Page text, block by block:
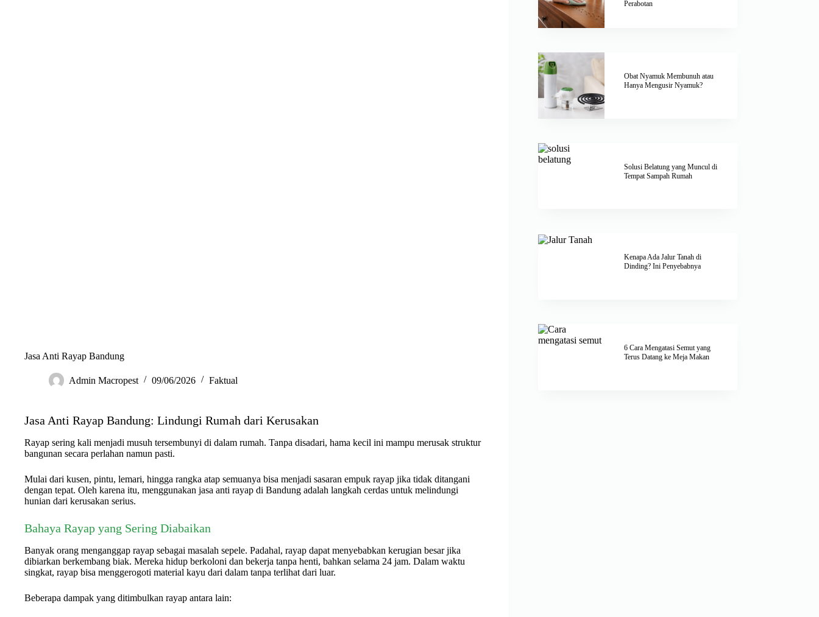
Jasa Anti Rayap Bandung
Admin Macropest 09/06/2026 Faktual
Jasa Anti Rayap Bandung: Lindungi Rumah dari Kerusakan
Rayap sering kali menjadi musuh tersembunyi di dalam rumah. Tanpa disadari, hama kecil ini mampu merusak struktur
bangunan secara perlahan namun pasti.
Mulai dari kusen, pintu, lemari, hingga rangka atap semuanya bisa menjadi sasaran empuk rayap jika tidak ditangani
dengan tepat. Oleh karena itu, menggunakan jasa anti rayap di Bandung adalah langkah cerdas untuk melindungi
hunian dari kerusakan serius.
Bahaya Rayap yang Sering Diabaikan
Banyak orang menganggap rayap sebagai masalah sepele. Padahal, rayap dapat menyebabkan kerugian besar jika
dibiarkan berkembang biak. Mereka hidup berkoloni dan bekerja tanpa henti, bahkan selama 24 jam. Dalam waktu
singkat, rayap bisa menggerogoti material kayu dari dalam tanpa terlihat dari luar.
Beberapa dampak yang ditimbulkan rayap antara lain:
Perabotan
Obat Nyamuk Membunuh atau
Hanya Mengusir Nyamuk?
Solusi Belatung yang Muncul di
Tempat Sampah Rumah
Kenapa Ada Jalur Tanah di
Dinding? Ini Penyebabnya
6 Cara Mengatasi Semut yang
Terus Datang ke Meja Makan